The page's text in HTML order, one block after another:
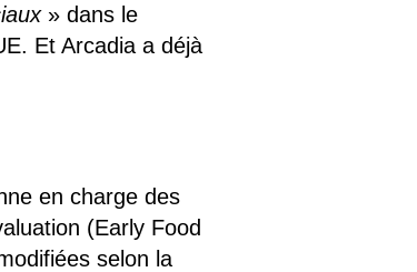
» dans le
Et Arcadia a déjà
en charge des
(Early Food
selon la